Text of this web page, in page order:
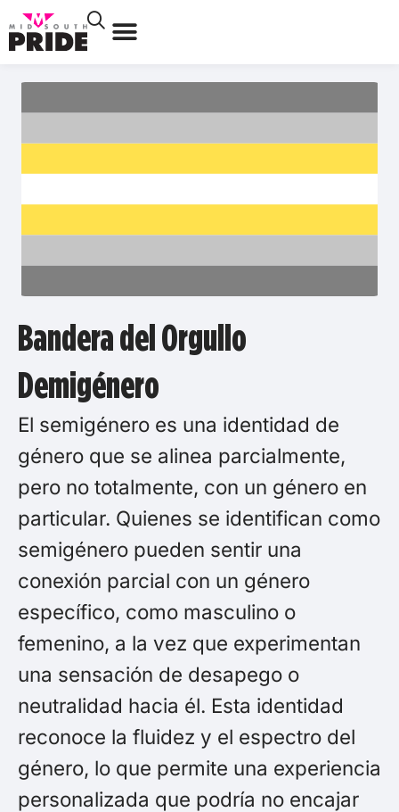
Bandera del Orgullo
Demigénero
El semigénero es una identidad de
género que se alinea parcialmente,
pero no totalmente, con un género en
particular. Quienes se identifican como
semigénero pueden sentir una
conexión parcial con un género
específico, como masculino o
femenino, a la vez que experimentan
una sensación de desapego o
neutralidad hacia él. Esta identidad
reconoce la fluidez y el espectro del
género, lo que permite una experiencia
personalizada que podría no encajar